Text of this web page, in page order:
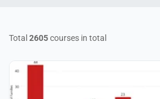
Total 2605courses in total